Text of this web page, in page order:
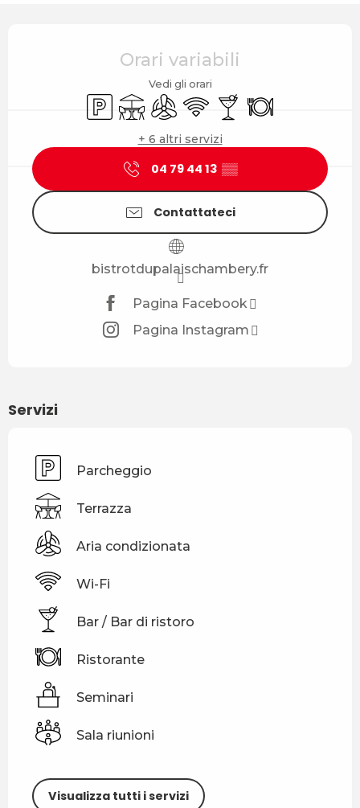
Orari variabili
Vedi gli orari
Parcheggio
TerrazzaAria condizionata
Wi-Fi Bar / Bar di ristoro
Ristorante
+ 6 altri servizi
04 79 44 13 ▒▒
Contattateci
bistrotdupalaischambery.fr
Pagina Facebook
Pagina Instagram
Servizi
Parcheggio
Terrazza
Aria condizionata
Wi-Fi
Bar / Bar di ristoro
Ristorante
Seminari
Sala riunioni
Visualizza tutti i servizi